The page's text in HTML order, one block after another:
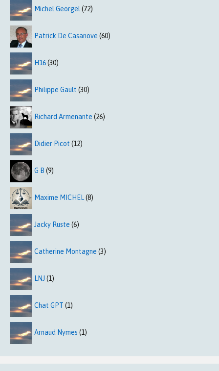
Michel Georgel (72)
Patrick De Casanove (60)
H16(30)
Philippe Gault (30)
Richard Armenante (26)
Didier Picot (12)
G B (9)
Maxime MICHEL(8)
Jacky Ruste (6)
Catherine Montagne (3)
LNJ (1)
Chat GPT (1)
Arnaud Nymes (1)